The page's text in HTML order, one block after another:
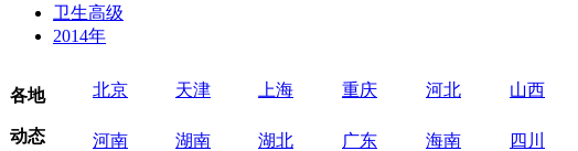
卫生高级
2014年
各地
动态
北京 天津 上海 重庆 河北 山西
河南 湖南 湖北 广东 海南 四川